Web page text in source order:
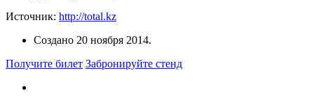
Источник: http://total.kz
Создано 20 ноября 2014.
Получите билет Забронируйте стенд